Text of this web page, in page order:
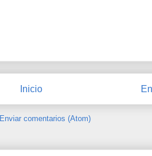
Inicio
Enviar comentarios (Atom)